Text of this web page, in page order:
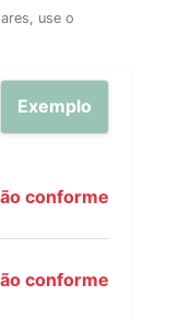
use o
Exemplo
conforme
conforme